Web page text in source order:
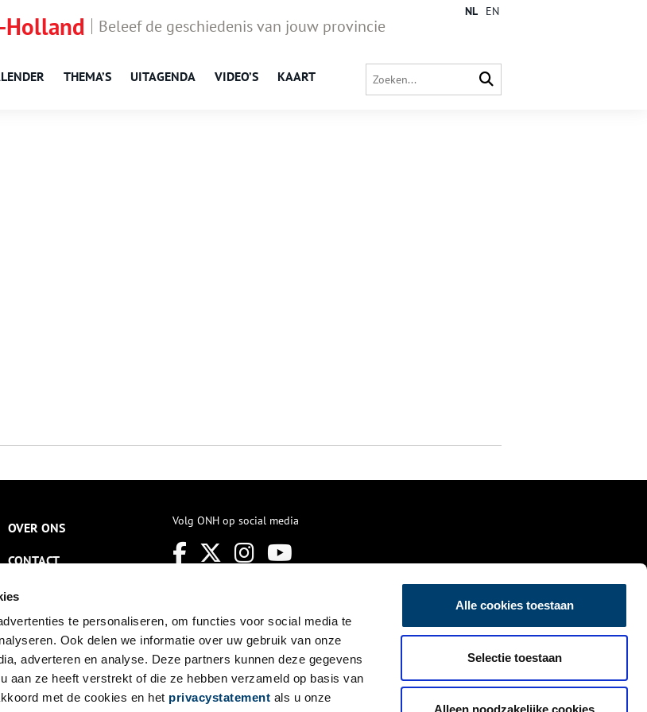
te personaliseren, om functies voor social media te
Ook delen we informatie over uw gebruik van onze
adverteren en analyse. Deze partners kunnen deze gegevens
aan ze heeft verstrekt of die ze hebben verzameld op basis van
met de cookies en het privacystatement als u onze
Alle cookies toestaan
Selectie toestaan
Alleen noodzakelijke cookies
Holland Beleef de geschiedenis van jouw provincie
THEMA’S UITAGENDA VIDEO’S KAART
NL EN
OVER ONS
CONTACT
NIEUWSBRIEF
DISCLAIMER
PRIVACY
TOEGANKELIJKHEID
Volg ONH op social media